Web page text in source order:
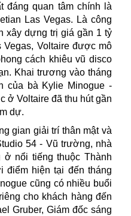
đáng quan tâm chính là
Las Vegas. Là công
xây dựng trị giá gần 1 tỷ
Vegas, Voltaire được mô
cách khiêu vũ disco
Khai trương vào tháng
của bà Kylie Minogue -
ở Voltaire đã thu hút gần
dự.
gian giải trí thân mật và
54 - Vũ trường, nhà
nổi tiếng thuộc Thành
điểm hiện tại đến tháng
cũng có nhiều buổi
cho khách hàng đến
Gruber, Giám đốc sáng